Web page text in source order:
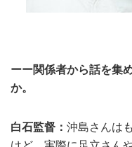
ーー関係者から話を集
か。
白石監督： 沖島さんは